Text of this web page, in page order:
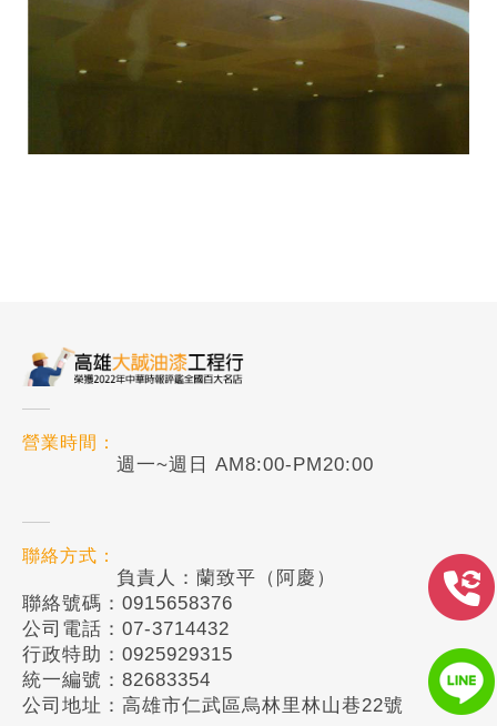
營業時間：
週一~週日 AM8:00-PM20:00
聯絡方式：
負責人：蘭致平（阿慶）
聯絡號碼：0915658376
公司電話：07-3714432
行政特助：0925929315
統一編號：82683354
公司地址：高雄市仁武區烏林里林山巷22號